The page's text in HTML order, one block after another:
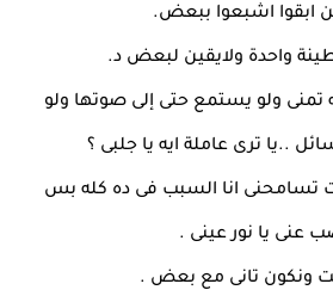
ابقوا اشبعوا ببعض.
واحدة ولايقين لبعض د.
تمنى ولو يستمع حتى إلى صوتها ولو
..يا ترى عاملة ايه يا جلبى ؟
تسامحنى انا السبب فى ده كله بس
عنى يا نور عينى .
ونكون تانى مع بعض .